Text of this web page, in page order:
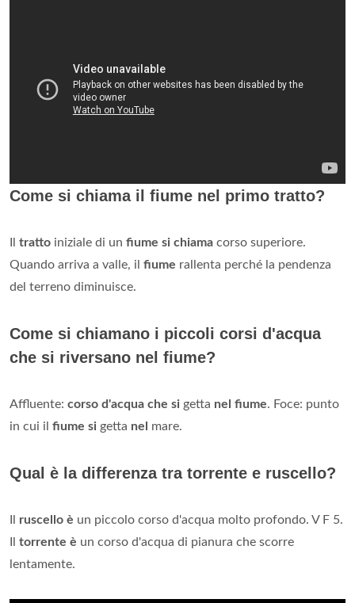
Come si chiama il fiume nel primo tratto?
Il tratto iniziale di un fiume si chiama corso superiore.
Quando arriva a valle, il fiume rallenta perché la pendenza
del terreno diminuisce.
Come si chiamano i piccoli corsi d'acqua
che si riversano nel fiume?
Affluente: corso d'acqua che si getta nel fiume. Foce: punto
in cui il fiume si getta nel mare.
Qual è la differenza tra torrente e ruscello?
Il ruscello è un piccolo corso d'acqua molto profondo. V F 5.
Il torrente è un corso d'acqua di pianura che scorre
lentamente.